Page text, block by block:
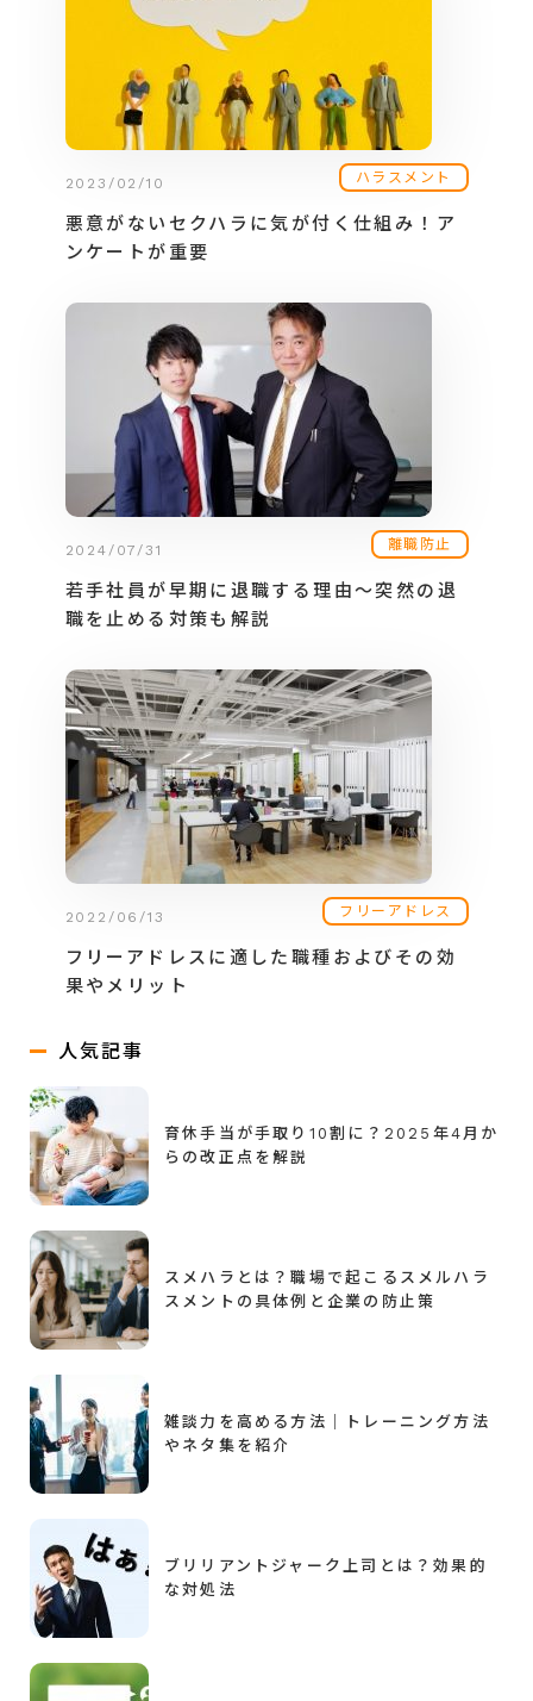
2023/02/10 ハラスメント
悪意がないセクハラに気が付く仕組み！ア
ンケートが重要
2024/07/31 離職防止
若手社員が早期に退職する理由～突然の退
職を止める対策も解説
2022/06/13 フリーアドレス
フリーアドレスに適した職種およびその効
果やメリット
人気記事
育休手当が手取り10割に？2025年4月か
らの改正点を解説
スメハラとは？職場で起こるスメルハラ
スメントの具体例と企業の防止策
雑談力を高める方法｜トレーニング方法
やネタ集を紹介
ブリリアントジャーク上司とは？効果的
な対処法